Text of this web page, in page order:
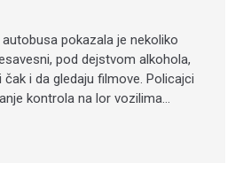
pokazala je nekoliko
pod dejstvom alkohola,
i da gledaju filmove. Policajci
kontrola na lor vozilima…